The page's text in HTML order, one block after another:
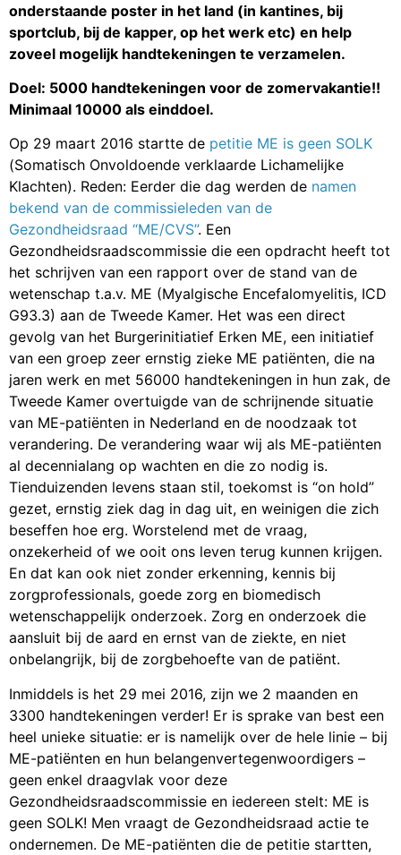
onderstaande poster in het land (in kantines, bij
sportclub, bij de kapper, op het werk etc) en help
zoveel mogelijk handtekeningen te verzamelen.
Doel: 5000 handtekeningen voor de zomervakantie!!
Minimaal 10000 als einddoel.
Op 29 maart 2016 startte de petitie ME is geen SOLK
(Somatisch Onvoldoende verklaarde Lichamelijke
Klachten). Reden: Eerder die dag werden de namen
bekend van de commissieleden van de
Gezondheidsraad “ME/CVS”. Een
Gezondheidsraadscommissie die een opdracht heeft tot
het schrijven van een rapport over de stand van de
wetenschap t.a.v. ME (Myalgische Encefalomyelitis, ICD
G93.3) aan de Tweede Kamer. Het was een direct
gevolg van het Burgerinitiatief Erken ME, een initiatief
van een groep zeer ernstig zieke ME patiënten, die na
jaren werk en met 56000 handtekeningen in hun zak, de
Tweede Kamer overtuigde van de schrijnende situatie
van ME-patiënten in Nederland en de noodzaak tot
verandering. De verandering waar wij als ME-patiënten
al decennialang op wachten en die zo nodig is.
Tienduizenden levens staan stil, toekomst is “on hold”
gezet, ernstig ziek dag in dag uit, en weinigen die zich
beseffen hoe erg. Worstelend met de vraag,
onzekerheid of we ooit ons leven terug kunnen krijgen.
En dat kan ook niet zonder erkenning, kennis bij
zorgprofessionals, goede zorg en biomedisch
wetenschappelijk onderzoek. Zorg en onderzoek die
aansluit bij de aard en ernst van de ziekte, en niet
onbelangrijk, bij de zorgbehoefte van de patiënt.
Inmiddels is het 29 mei 2016, zijn we 2 maanden en
3300 handtekeningen verder! Er is sprake van best een
heel unieke situatie: er is namelijk over de hele linie – bij
ME-patiënten en hun belangenvertegenwoordigers –
geen enkel draagvlak voor deze
Gezondheidsraadscommissie en iedereen stelt: ME is
geen SOLK! Men vraagt de Gezondheidsraad actie te
ondernemen. De ME-patiënten die de petitie startten,